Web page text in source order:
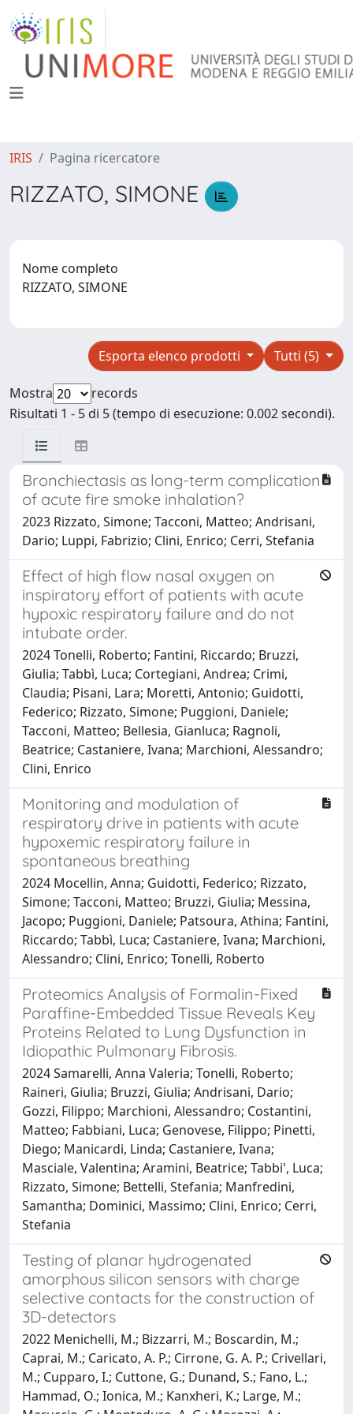
IRIS Pagina ricercatore
RIZZATO, SIMONE
Nome completo
RIZZATO, SIMONE
Tutti (5)
Esporta elenco prodotti
Mostra
records
Risultati 1 - 5 di 5 (tempo di esecuzione: 0.002 secondi).
Bronchiectasis as long-term complication
of acute fire smoke inhalation?
2023 Rizzato, Simone; Tacconi, Matteo; Andrisani,
Dario; Luppi, Fabrizio; Clini, Enrico; Cerri, Stefania
Effect of high flow nasal oxygen on
inspiratory effort of patients with acute
hypoxic respiratory failure and do not
intubate order.
2024 Tonelli, Roberto; Fantini, Riccardo; Bruzzi,
Giulia; Tabbì, Luca; Cortegiani, Andrea; Crimi,
Claudia; Pisani, Lara; Moretti, Antonio; Guidotti,
Federico; Rizzato, Simone; Puggioni, Daniele;
Tacconi, Matteo; Bellesia, Gianluca; Ragnoli,
Beatrice; Castaniere, Ivana; Marchioni, Alessandro;
Clini, Enrico
Monitoring and modulation of
respiratory drive in patients with acute
hypoxemic respiratory failure in
spontaneous breathing
2024 Mocellin, Anna; Guidotti, Federico; Rizzato,
Simone; Tacconi, Matteo; Bruzzi, Giulia; Messina,
Jacopo; Puggioni, Daniele; Patsoura, Athina; Fantini,
Riccardo; Tabbì, Luca; Castaniere, Ivana; Marchioni,
Alessandro; Clini, Enrico; Tonelli, Roberto
Proteomics Analysis of Formalin-Fixed
Paraffine-Embedded Tissue Reveals Key
Proteins Related to Lung Dysfunction in
Idiopathic Pulmonary Fibrosis.
2024 Samarelli, Anna Valeria; Tonelli, Roberto;
Raineri, Giulia; Bruzzi, Giulia; Andrisani, Dario;
Gozzi, Filippo; Marchioni, Alessandro; Costantini,
Matteo; Fabbiani, Luca; Genovese, Filippo; Pinetti,
Diego; Manicardi, Linda; Castaniere, Ivana;
Masciale, Valentina; Aramini, Beatrice; Tabbi', Luca;
Rizzato, Simone; Bettelli, Stefania; Manfredini,
Samantha; Dominici, Massimo; Clini, Enrico; Cerri,
Stefania
Testing of planar hydrogenated
amorphous silicon sensors with charge
selective contacts for the construction of
3D-detectors
2022 Menichelli, M.; Bizzarri, M.; Boscardin, M.;
Caprai, M.; Caricato, A. P.; Cirrone, G. A. P.; Crivellari,
M.; Cupparo, I.; Cuttone, G.; Dunand, S.; Fano, L.;
Hammad, O.; Ionica, M.; Kanxheri, K.; Large, M.;